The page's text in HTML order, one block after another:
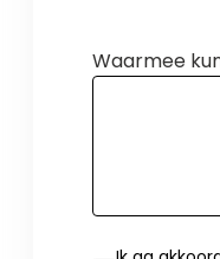
Waarmee